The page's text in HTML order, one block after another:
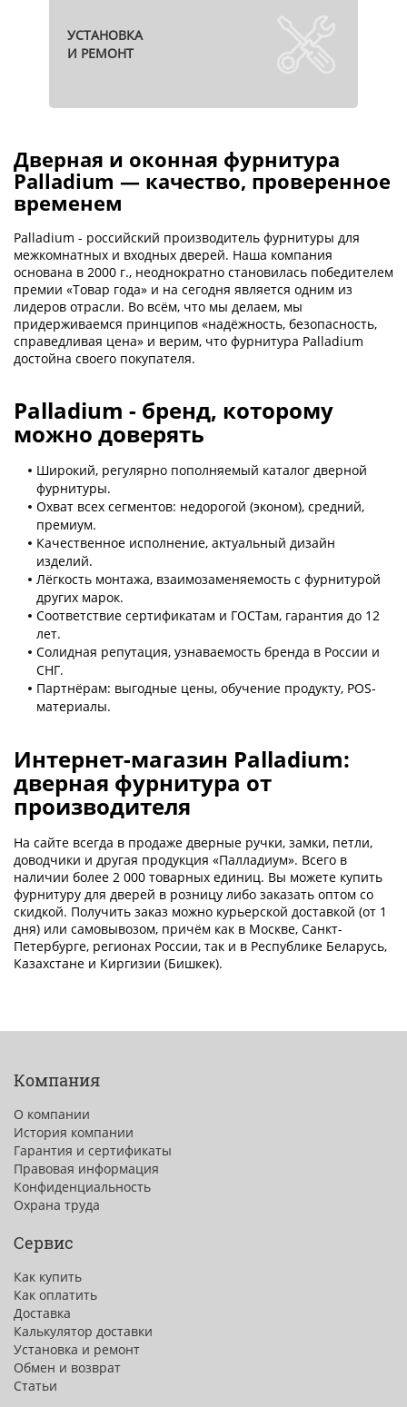
УСТАНОВКА
И РЕМОНТ
Дверная и оконная фурнитура
Palladium — качество, проверенное
временем
Palladium - российский производитель фурнитуры для
межкомнатных и входных дверей. Наша компания
основана в 2000 г., неоднократно становилась победителем
премии «Товар года» и на сегодня является одним из
лидеров отрасли. Во всём, что мы делаем, мы
придерживаемся принципов «надёжность, безопасность,
справедливая цена» и верим, что фурнитура Palladium
достойна своего покупателя.
Palladium - бренд, которому
можно доверять
Широкий, регулярно пополняемый каталог дверной
фурнитуры.
Охват всех сегментов: недорогой (эконом), средний,
премиум.
Качественное исполнение, актуальный дизайн
изделий.
Лёгкость монтажа, взаимозаменяемость с фурнитурой
других марок.
Соответствие сертификатам и ГОСТам, гарантия до 12
лет.
Солидная репутация, узнаваемость бренда в России и
СНГ.
Партнёрам: выгодные цены, обучение продукту, POS-
материалы.
Интернет-магазин Palladium:
дверная фурнитура от
производителя
На сайте всегда в продаже дверные ручки, замки, петли,
доводчики и другая продукция «Палладиум». Всего в
наличии более 2 000 товарных единиц. Вы можете купить
фурнитуру для дверей в розницу либо заказать оптом со
скидкой. Получить заказ можно курьерской доставкой (от 1
дня) или самовывозом, причём как в Москве, Санкт-
Петербурге, регионах России, так и в Республике Беларусь,
Казахстане и Киргизии (Бишкек).
Компания
О компании
История компании
Гарантия и сертификаты
Правовая информация
Конфиденциальность
Охрана труда
Сервис
Как купить
Как оплатить
Доставка
Калькулятор доставки
Установка и ремонт
Обмен и возврат
Статьи